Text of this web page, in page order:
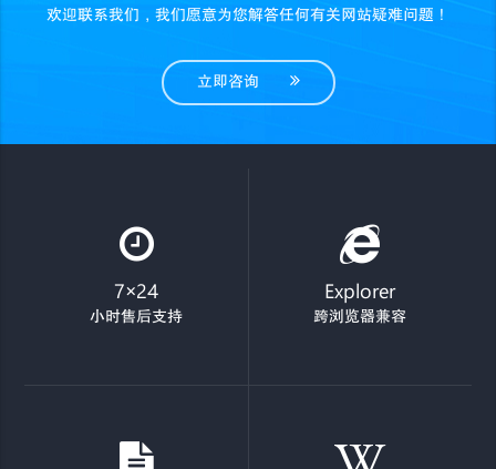
欢迎联系我们，我们愿意为您解答任何有关网站疑难问题！
立即咨询
7×24
小时售后支持
Explorer
跨浏览器兼容